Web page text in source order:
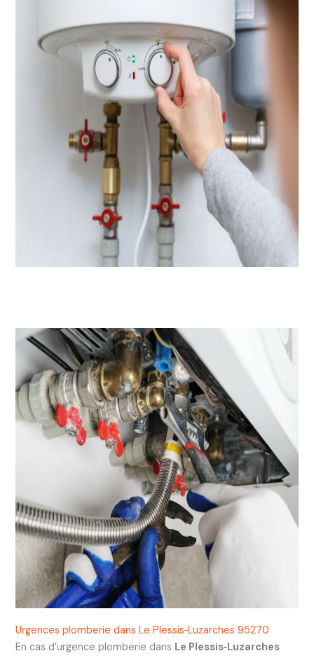
Urgences plomberie dans Le Plessis‑Luzarches 95270
En cas d’urgence plomberie dans Le Plessis‑Luzarches